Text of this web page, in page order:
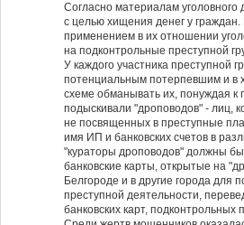
Согласно материалам уголовного
с целью хищения денег у
применением в их отношении
на подконтрольные преступной
У каждого участника преступной
потенциальным потерпевшим и в
схеме обманывать их, понуждая к
подыскивали "дроповодов" - лиц,
не посвященных в преступные
имя ИП и банковских счетов в
"кураторы дроповодов" должны
банковские карты, открытые на
Белгороде и в другие города для
преступной деятельности,
банковских карт, подконтрольных